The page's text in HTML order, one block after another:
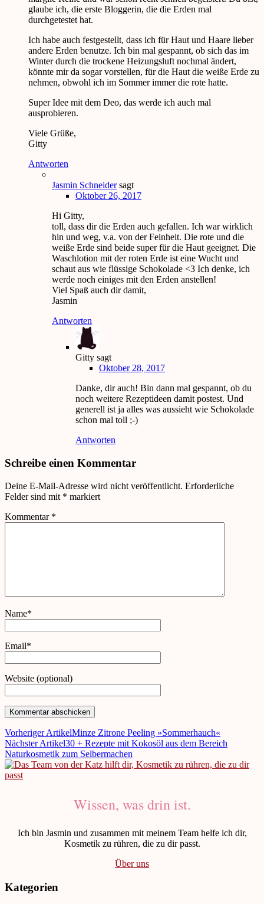
glaube ich, die erste Bloggerin, die die Erden mal
durchgetestet hat.
Ich habe auch festgestellt, dass ich für Haut und Haare lieber
andere Erden benutze. Ich bin mal gespannt, ob sich das im
Winter durch die trockene Heizungsluft nochmal ändert,
könnte mir da sogar vorstellen, für die Haut die weiße Erde zu
nehmen, obwohl ich im Sommer immer die rote hatte.
Super Idee mit dem Deo, das werde ich auch mal
ausprobieren.
Viele Grüße,
Gitty
Antworten
Jasmin Schneider sagt
Oktober 26, 2017
Hi Gitty,
toll, dass dir die Erden auch gefallen. Ich war wirklich
hin und weg, v.a. von der Feinheit. Die rote und die
weiße Erde sind beide super für die Haut geeignet. Die
Waschlotion mit der roten Erde ist eine Wucht und
schaut aus wie flüssige Schokolade <3 Ich denke, ich
werde noch einiges mit den Erden anstellen!
Viel Spaß auch dir damit,
Jasmin
Antworten
Gitty sagt
Oktober 28, 2017
Danke, dir auch! Bin dann mal gespannt, ob du
noch weitere Rezeptideen damit postest. Und
generell ist ja alles was aussieht wie Schokolade
schon mal toll ;-)
Antworten
Schreibe einen Kommentar
Deine E-Mail-Adresse wird nicht veröffentlicht. Erforderliche
Felder sind mit * markiert
Kommentar *
Name*
Email*
Website (optional)
Vorheriger ArtikelMinze Zitrone Peeling »Sommerhauch«
Nächster Artikel30 + Rezepte mit Kokosöl aus dem Bereich
Naturkosmetik zum Selbermachen
Wissen, was drin ist.
Ich bin Jasmin und zusammen mit meinem Team helfe ich dir,
Kosmetik zu rühren, die zu dir passt.
Über uns
Kategorien